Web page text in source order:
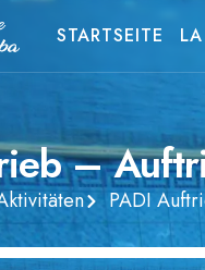
STARTSEITE
–
PADI